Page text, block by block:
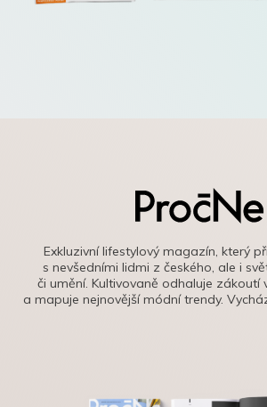
Exkluzivní lifestylový magazín, který
s nevšedními lidmi z českého, ale i
či umění. Kultivovaně odhaluje zákoutí
a mapuje nejnovější módní trendy.